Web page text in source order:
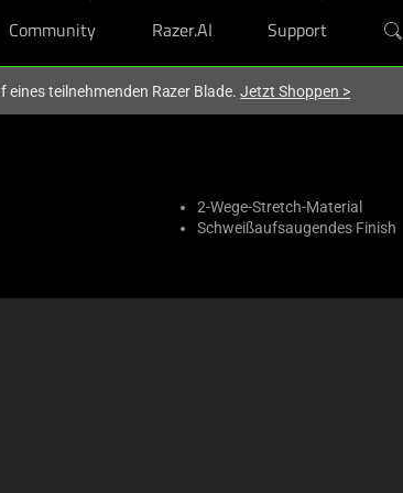
Community Razer.AI Support
eines teilnehmenden Razer Blade.Jetzt Shoppen >
2-Wege-Stretch-Material
Schweißaufsaugendes Finish